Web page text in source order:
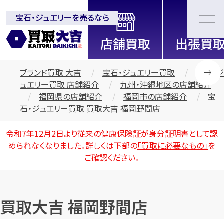
全国2200店舗以上展開中！信頼と実績の買取専門店「買取大
吉」
宝石・ジュエリーを売るなら
ブランド買取 大吉 宝石・ジュエリー買取
宝石・ジ
ュエリー買取 店舗紹介
九州・沖縄地区の店舗紹介
福岡県の店舗紹介
福岡市の店舗紹介
宝
石・ジュエリー買取 買取大吉 福岡野間店
令和7年12月2日より従来の健康保険証が身分証明書として認
められなくなりました。詳しくは下部の「買取に必要なもの」を
ご確認ください。
買取大吉 福岡野間店